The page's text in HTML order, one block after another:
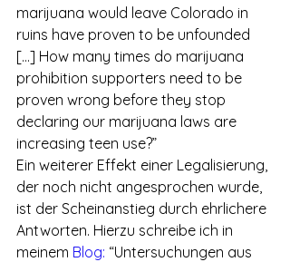
marijuana would leave Colorado in
ruins have proven to be unfounded
[…] How many times do marijuana
prohibition supporters need to be
proven wrong before they stop
declaring our marijuana laws are
increasing teen use?”
Ein weiterer Effekt einer Legalisierung,
der noch nicht angesprochen wurde,
ist der Scheinanstieg durch ehrlichere
Antworten. Hierzu schreibe ich in
meinem Blog: “Untersuchungen aus